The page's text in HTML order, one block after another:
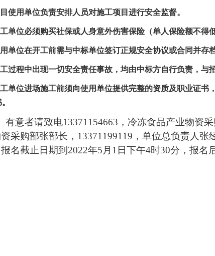
使用单位负责安排人员对施工项目进行安全监督。
单位必须购买社保或人身意外伤害保险（单人保险额不得
单位在开工前需与中标单位签订正规安全协议或合同并存档
过程中出现一切安全责任事故，均由中标方自行负责，与
单位进场施工前须向使用单位提供完整的资质及职业证
有意者请致电13371154663 ，冷冻食品产业物资
采购部张部长， 13371199119 ，单位总负责人张
名截止日期到 2022年5 月 1 日下午4时30分，报名